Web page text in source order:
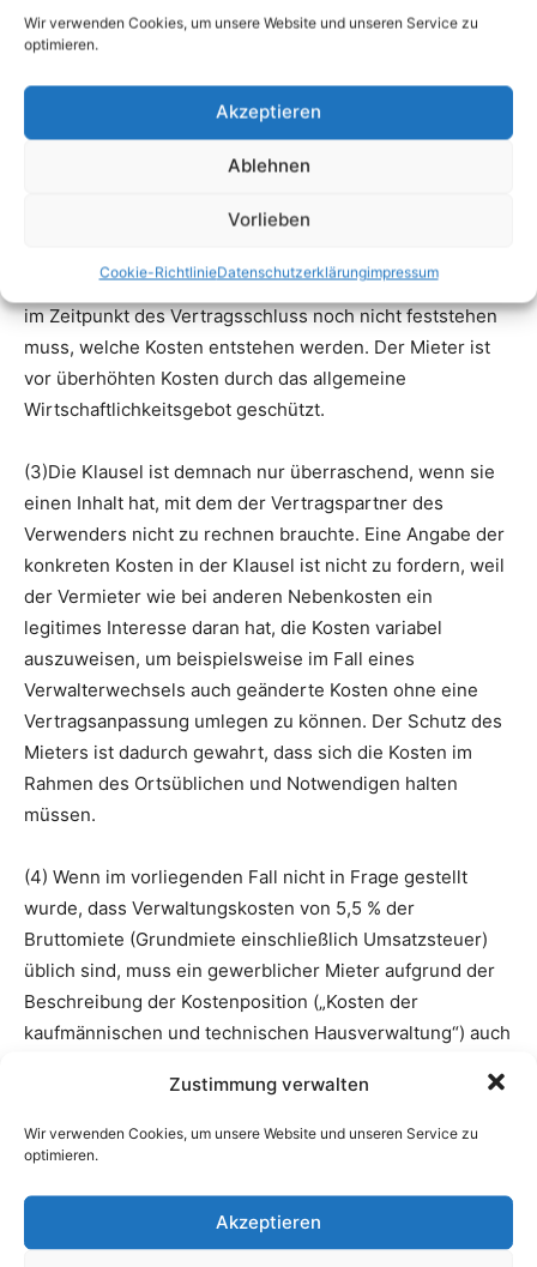
Wir verwenden Cookies, um unsere Website und unseren Service zu
optimieren.
Akzeptieren
Ablehnen
Vorlieben
Cookie-RichtlinieDatenschutzerklärungimpressum